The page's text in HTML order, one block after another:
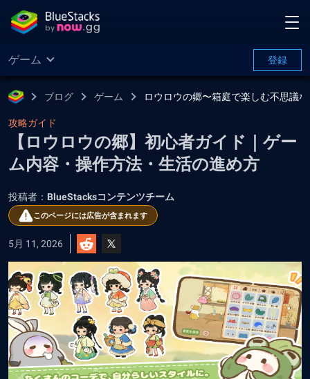
ゲーム 登録
ブログ ゲーム ロウロウの郷〜箱庭で楽しむ不思議
攻略ガイド
【ロウロウの郷】初心者ガイド｜ゲー
ム内容・操作方法・生活の進め方
投稿者： BlueStacksコンテンツチーム
このページには広告が含まれます
5月 11, 2026